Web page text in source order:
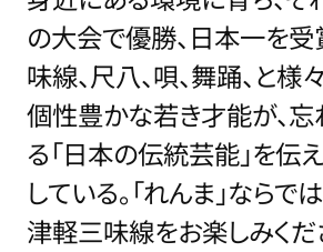
の大会で優勝、日本一を受
味線、尺八、唄、舞踊、と
個性豊かな若き才能が、
る「日本の伝統芸能」を伝
している。「れんま」なら
津軽三味線をお楽しみくだ